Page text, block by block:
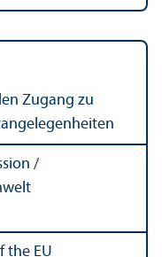
Zugang zu
/
the EU